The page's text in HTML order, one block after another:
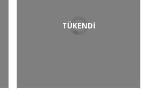
TÜKENDİ